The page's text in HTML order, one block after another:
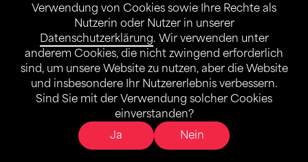
Verwendung von Cookies sowie Ihre Rechte als
Nutzerin oder Nutzer in unserer
Datenschutzerklärung. Wir verwenden unter
anderem Cookies, die nicht zwingend erforderlich
sind, um unsere Website zu nutzen, aber die Website
und insbesondere Ihr Nutzererlebnis verbessern.
Sind Sie mit der Verwendung solcher Cookies
einverstanden?
Ja
Nein